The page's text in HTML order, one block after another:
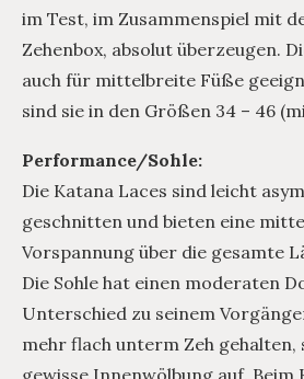
im Test, im Zusammenspiel mit
Zehenbox, absolut überzeugen.
auch für mittelbreite Füße
sind sie in den Größen 34 – 46
Performance/Sohle:
Die Katana Laces sind leicht
geschnitten und bieten eine
Vorspannung über die gesamte
Die Sohle hat einen moderaten
Unterschied zu seinem
mehr flach unterm Zeh
gewisse Innenwölbung auf.